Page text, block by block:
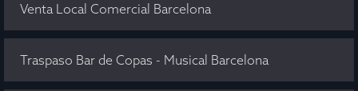
Venta Local Comercial Barcelona
Traspaso Bar de Copas - Musical Barcelona